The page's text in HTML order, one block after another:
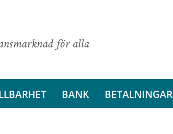
för alla
BANK BETALNINGAR